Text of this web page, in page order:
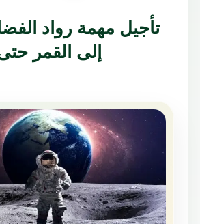
تأجيل مهمة رواد
إلى القمر حتى